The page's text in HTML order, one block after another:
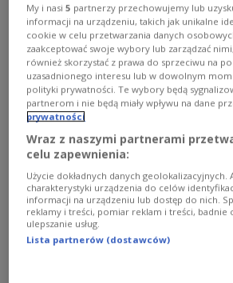
Angela Merkel napisała
głównych tematach nie
krok"
Była niemiecka kanclerz Angela
autobiografię "Wolność:
której wyjaśnia m.in. swoje
migracji. - Merkel jest znana z tego,
przeprasza i nigdy nie mówi, że
mówi w Programie 1 Polskiego Radia
Ośrodka Studiów Wschodnich. Czy
książce?
Zobacz więcej na temat:Magdalena
Angela Merkel
Niemcy Kamil Frymark
My i nasi5 partnerzy przechowujemy lub
informacji na urządzeniu, takich jak unikalne
cookie w celu przetwarzania danych
zaakceptować swoje wybory lub zarządzać
również skorzystać z prawa do sprzeciwu na
uzasadnionego interesu lub w dowolnym
polityki prywatności. Te wybory będą
partnerom i nie będą miały wpływu na dane
prywatności
Wraz z naszymi partnerami
celu zapewnienia:
Użycie dokładnych danych geolokalizacyjnych.
charakterystyki urządzenia do celów
informacji na urządzeniu lub dostęp do nich.
reklamy i treści, pomiar reklam i treści, badnie
ulepszanie usług.
Lista partnerów (dostawców)